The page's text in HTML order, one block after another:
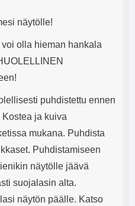
näytölle!
olla hieman hankala
puhdistettu ennen
ja kuiva
mukana. Puhdista
Puhdistamiseen
näytölle jäävä
suojalasin alta.
näytön päälle. Katso